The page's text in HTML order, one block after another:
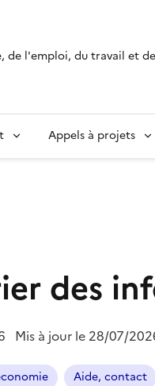
l'emploi, du travail et
Appels à projets
des
Mis à jour le 28/07/
Aide, contact